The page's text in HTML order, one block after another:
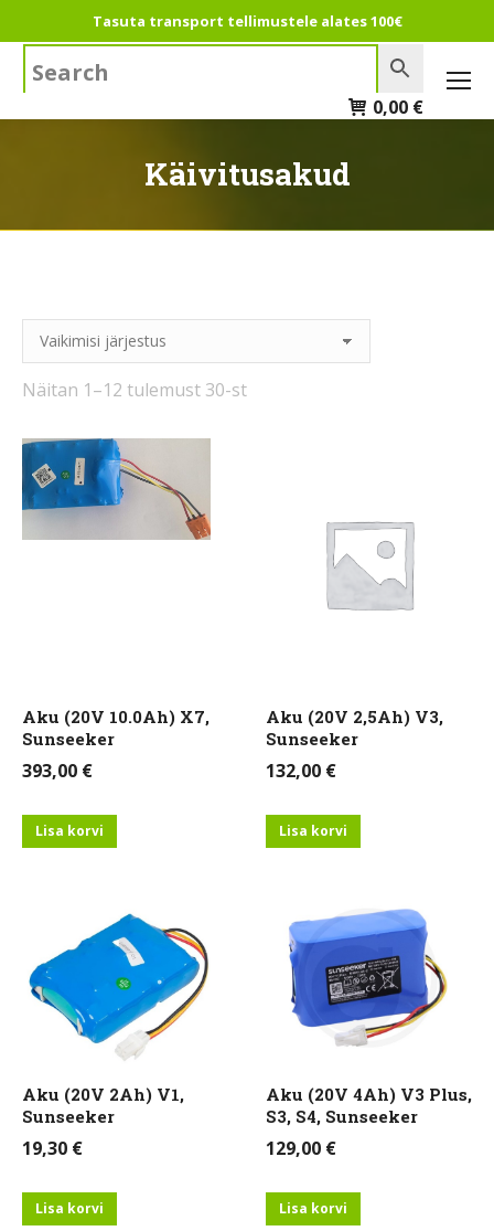
Tasuta transport tellimustele alates 100€
0,00 €
Käivitusakud
Näitan 1–12 tulemust 30-st
Aku (20V 10.0Ah) X7,
Sunseeker
393,00 €
Lisa korvi
Aku (20V 2,5Ah) V3,
Sunseeker
132,00 €
Lisa korvi
Aku (20V 2Ah) V1,
Sunseeker
19,30 €
Lisa korvi
Aku (20V 4Ah) V3 Plus,
S3, S4, Sunseeker
129,00 €
Lisa korvi